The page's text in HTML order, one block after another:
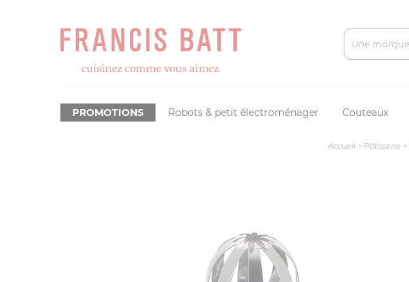
Robots & petit électroménager Couteaux
PROMOTIONS
Accueil> Pâtisserie >